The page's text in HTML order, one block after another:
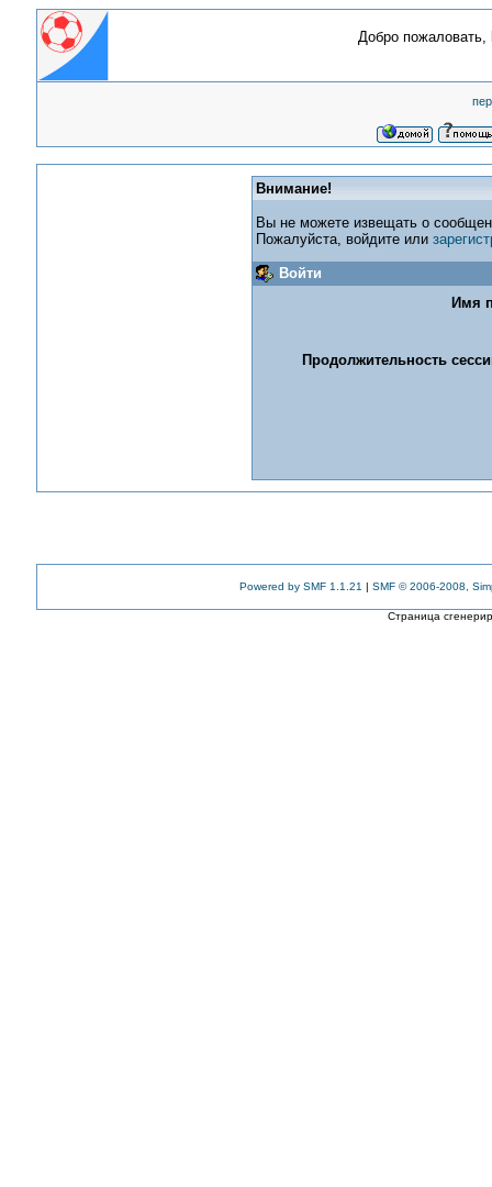
Добро пожаловать,
Внимание!
Вы не можете извещать о
Пожалуйста, войдите или
Войти
Имя
Продолжительность
Powered by SMF 1.1.21 | SMF © 2006-2008,
Страница